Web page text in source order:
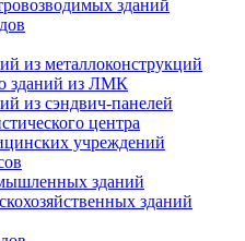
зданий
из металлоконструкций
зданий из ЛМК
из сэндвич-панелей
центра
учреждений
зданий
зданий